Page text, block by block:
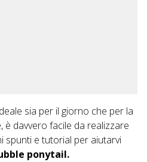
sia per il giorno che per la
è davvero facile da realizzare
spunti e tutorial per aiutarvi
ponytail.